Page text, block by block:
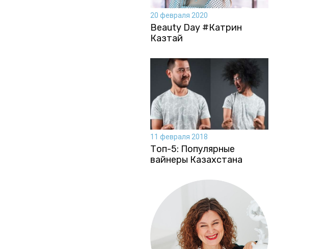
20 февраля 2020
Beauty Day #Катрин
Казтай
11 февраля 2018
Топ-5: Популярные
вайнеры Казахстана